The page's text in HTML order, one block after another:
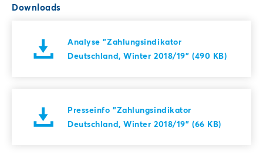
Downloads
Analyse "Zahlungsindikator
Deutschland, Winter 2018/19" (490 KB)
Presseinfo "Zahlungsindikator
Deutschland, Winter 2018/19" (66 KB)